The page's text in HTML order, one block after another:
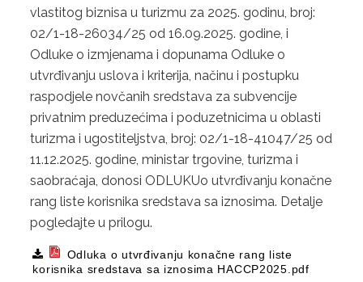
vlastitog biznisa u turizmu za 2025. godinu, broj:
02/1-18-26034/25 od 16.09.2025. godine, i
Odluke o izmjenama i dopunama Odluke o
utvrđivanju uslova i kriterija, načinu i postupku
raspodjele novčanih sredstava za subvencije
privatnim preduzećima i poduzetnicima u oblasti
turizma i ugostiteljstva, broj: 02/1-18-41047/25 od
11.12.2025. godine, ministar trgovine, turizma i
saobraćaja, donosi ODLUKUo utvrđivanju konačne
rang liste korisnika sredstava sa iznosima. Detalje
pogledajte u prilogu.
Odluka o utvrđivanju konačne rang liste
korisnika sredstava sa iznosima HACCP2025.pdf
TRGOVINA
OBRASCI ZAHTJEVA
AP „KUPUJMO DOMAĆE“
ZAŠTITA POTROŠAČA
OBRASCI ZAHTJEVA
TURISTIČKI FORUM